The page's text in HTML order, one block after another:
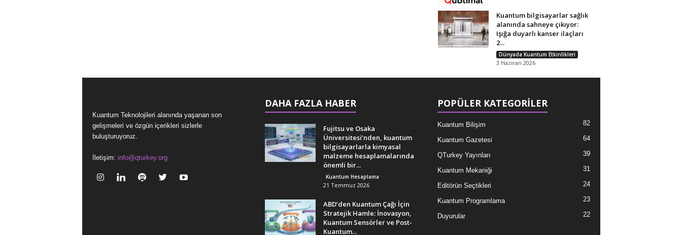
Kuantum bilgisayarlar sağlık
alanında sahneye çıkıyor:
Işığa duyarlı kanser ilaçları
2...
Dünyada Kuantum Etkinlikleri
3 Haziran 2026
Kuantum Teknolojileri alanında yaşanan son
gelişmeleri ve özgün içerikleri sizlerle
buluşturuyoruz.
İletişim: info@qturkey.org
DAHA FAZLA HABER
Fujitsu ve Osaka
Üniversitesi’nden, kuantum
bilgisayarlarla kimyasal
malzeme hesaplamalarında
önemli bir...
Kuantum Hesaplama
21 Temmuz 2026
ABD’den Kuantum Çağı İçin
Stratejik Hamle: İnovasyon,
Kuantum Sensörler ve Post-
Kuantum...
POPÜLER KATEGORİLER
Kuantum Bilişim 82
Kuantum Gazetesi 64
QTurkey Yayınları 39
Kuantum Mekaniği 31
Editörün Seçtikleri 24
Kuantum Programlama 23
Duyurular 22